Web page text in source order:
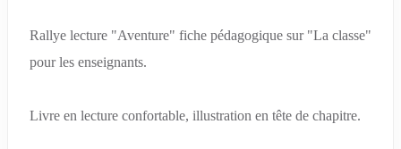
Rallye lecture "Aventure" fiche pédagogique sur "La classe"
pour les enseignants.
Livre en lecture confortable, illustration en tête de chapitre.